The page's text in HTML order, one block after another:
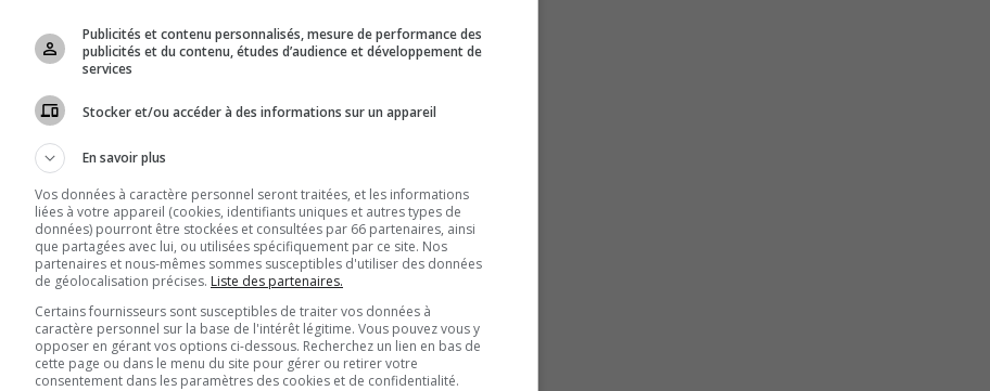
Publicités et contenu personnalisés, mesure de performance des
publicités et du contenu, études d’audience et développement de
services
Stocker et/ou accéder à des informations sur un appareil
En savoir plus
Vos données à caractère personnel seront traitées, et les informations
liées à votre appareil (cookies, identifiants uniques et autres types de
données) pourront être stockées et consultées par 66 partenaires, ainsi
que partagées avec lui, ou utilisées spécifiquement par ce site. Nos
partenaires et nous-mêmes sommes susceptibles d'utiliser des données
de géolocalisation précises. Liste des partenaires.
Certains fournisseurs sont susceptibles de traiter vos données à
caractère personnel sur la base de l'intérêt légitime. Vous pouvez vous y
opposer en gérant vos options ci-dessous. Recherchez un lien en bas de
cette page ou dans le menu du site pour gérer ou retirer votre
consentement dans les paramètres des cookies et de confidentialité.